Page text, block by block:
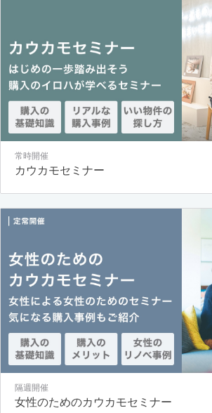
常時開催
カウカモセミナー
隔週開催
女性のためのカウカモセミナー